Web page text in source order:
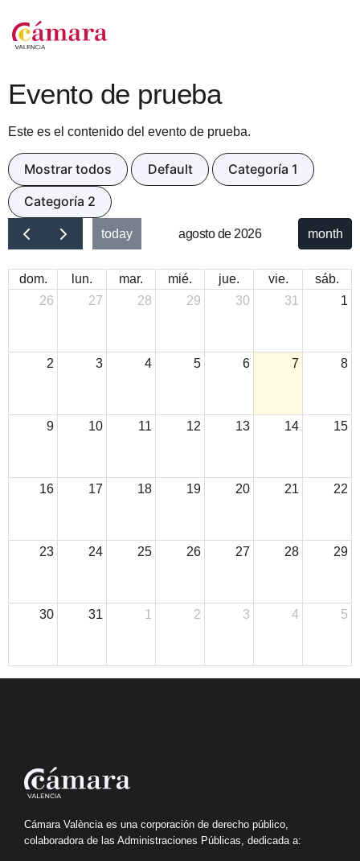
Evento de prueba
Este es el contenido del evento de prueba.
Mostrar todos Default Categoría 1
Categoría 2
today agosto de 2026 month
dom. lun. mar. mié. jue. vie.
sáb.
26
27 28 29 30 31 1
2 3 4 5 6 7 8
9 10 11 12 13 14 15
16 17 18 19 20 21 22
23 24 25 26 27 28 29
30 31 1 2 3 4 5
Cámara València es una corporación de derecho público,
colaboradora de las Administraciones Públicas, dedicada a: